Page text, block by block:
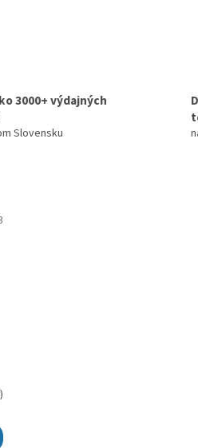
3000+ výdajných
Slovensku